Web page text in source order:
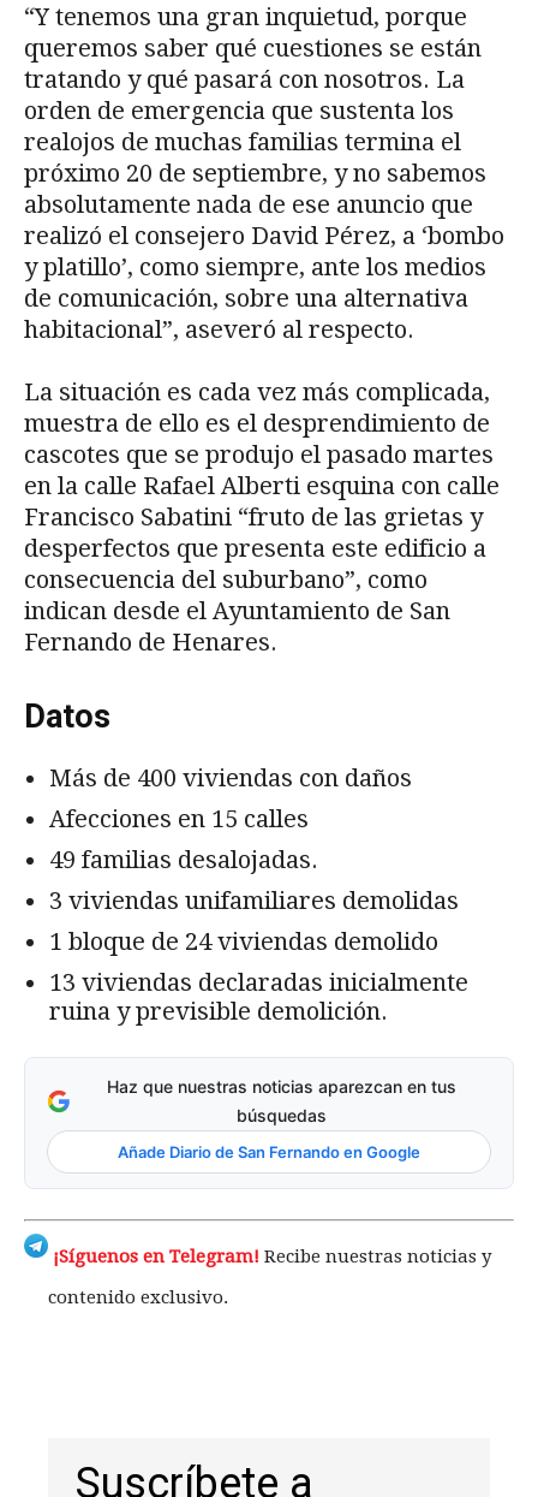
“Y tenemos una gran inquietud, porque
queremos saber qué cuestiones se están
tratando y qué pasará con nosotros. La
orden de emergencia que sustenta los
realojos de muchas familias termina el
próximo 20 de septiembre, y no sabemos
absolutamente nada de ese anuncio que
realizó el consejero David Pérez, a ‘bombo
y platillo’, como siempre, ante los medios
de comunicación, sobre una alternativa
habitacional”, aseveró al respecto.
La situación es cada vez más complicada,
muestra de ello es el desprendimiento de
cascotes que se produjo el pasado martes
en la calle Rafael Alberti esquina con calle
Francisco Sabatini “fruto de las grietas y
desperfectos que presenta este edificio a
consecuencia del suburbano”, como
indican desde el Ayuntamiento de San
Fernando de Henares.
Datos
Más de 400 viviendas con daños
Afecciones en 15 calles
49 familias desalojadas.
3 viviendas unifamiliares demolidas
1 bloque de 24 viviendas demolido
13 viviendas declaradas inicialmente
ruina y previsible demolición.
Haz que nuestras noticias aparezcan en tus
búsquedas
Añade Diario de San Fernando en Google
¡Síguenos en Telegram! Recibe nuestras noticias y
contenido exclusivo.
Suscríbete a